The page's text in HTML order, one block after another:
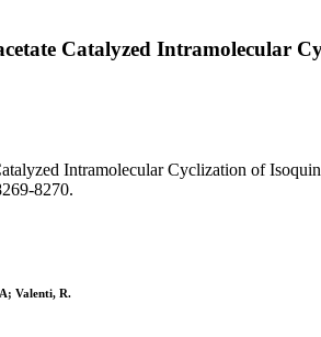
Catalyzed Intramolecular
Intramolecular Cyclization of
8270.
Valenti, R.